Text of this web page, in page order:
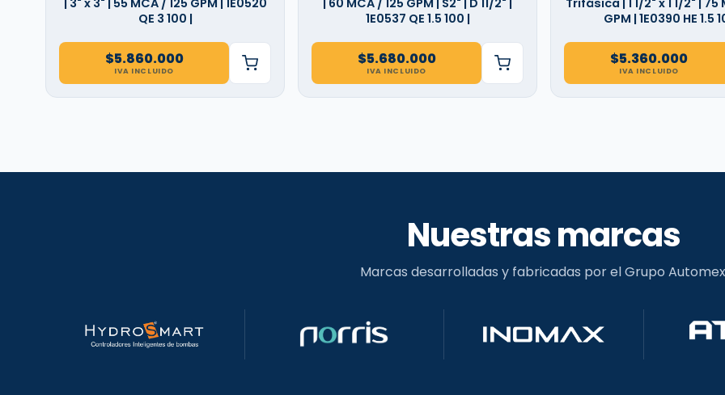
| 3" x 3" | 55 MCA / 125 GPM | 1E0520
QE 3 100 |
$5.860.000
IVA INCLUIDO
| 60 MCA / 125 GPM | S2" | D 11/2" |
1E0537 QE 1.5 100 |
$5.680.000
IVA INCLUIDO
Trifásica | 1 1/2" x 1 1/2" | 75
GPM | 1E0390 HE 1.5
$5.360.000
IVA INCLUIDO
Nuestras marcas
Marcas desarrolladas y fabricadas por el Grupo